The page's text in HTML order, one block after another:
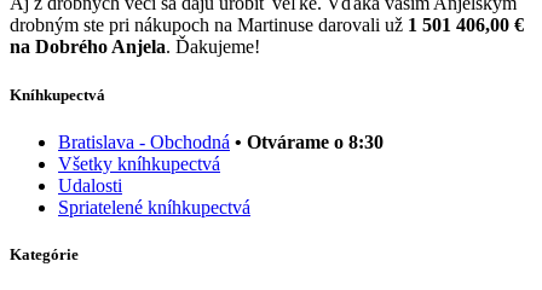
drobným ste pri nákupoch na Martinuse darovali už 1 501 406,00 €
na Dobrého Anjela. Ďakujeme!
Kníhkupectvá
Bratislava - Obchodná • Otvárame o 8:30
Všetky kníhkupectvá
Udalosti
Spriatelené kníhkupectvá
Kategórie